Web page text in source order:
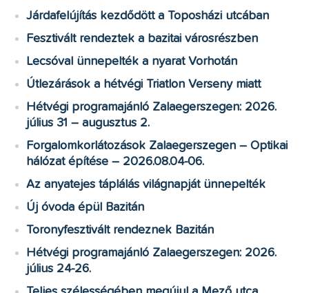
Járdafelújítás kezdődött a Toposházi utcában
Fesztivált rendeztek a bazitai városrészben
Lecsóval ünnepelték a nyarat Vorhotán
Útlezárások a hétvégi Triatlon Verseny miatt
Hétvégi programajánló Zalaegerszegen: 2026.
július 31 – augusztus 2.
Forgalomkorlátozások Zalaegerszegen – Optikai
hálózat építése – 2026.08.04-06.
Az anyatejes táplálás világnapját ünnepelték
Új óvoda épül Bazitán
Toronyfesztivált rendeznek Bazitán
Hétvégi programajánló Zalaegerszegen: 2026.
július 24-26.